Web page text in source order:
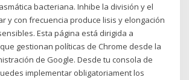
bacteriana. Inhibe la división y el
y con frecuencia produce lisis y elongación
Esta página está dirigida a
gestionan políticas de Chrome desde la
de Google. Desde tu consola de
implementar obligatoriament los